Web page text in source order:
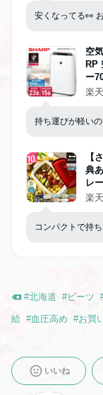
[安
安くなってる👀
空
RP
ー
花
生
楽
持ち運びが軽い
【
典
レ
鍋
引
楽
コンパクトで持
#北海道 #ビーツ
給 #血圧高め #お買
いいね